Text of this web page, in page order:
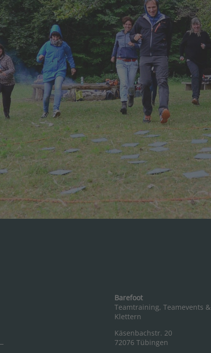
Barefoot
Teamtraining, Teamevents &
Klettern
Käsenbachstr. 20
72076 Tübingen